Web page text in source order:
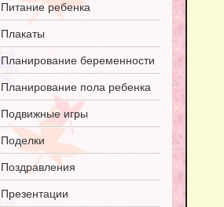
Питание ребенка
Плакаты
Планирование беременности
Планирование пола ребенка
Подвижные игры
Поделки
Поздравления
Презентации